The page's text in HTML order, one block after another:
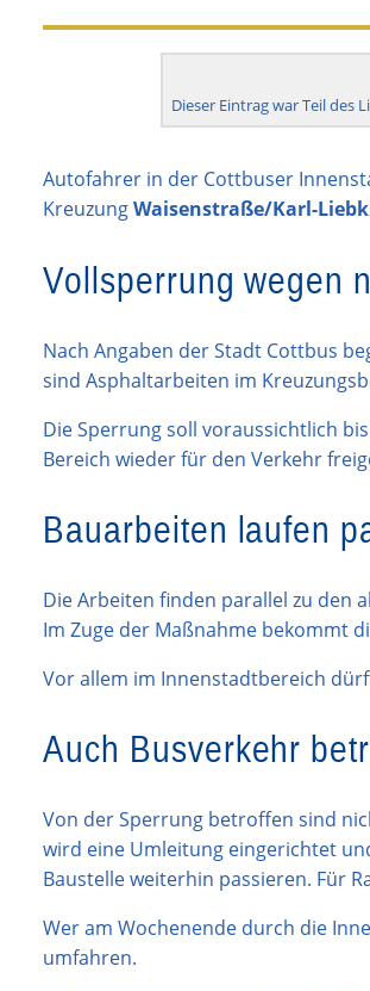
Dieser Eintrag war Teil des
Autofahrer in der Cottbuser
KreuzungWaisenstraße/Karl-
Vollsperrung wegen
Nach Angaben der Stadt Cottbus
sind Asphaltarbeiten im
Die Sperrung soll voraussichtlich
Bereich wieder für den Verkehr
Bauarbeiten laufen
Die Arbeiten finden parallel zu den
Im Zuge der Maßnahme bekommt
Vor allem im Innenstadtbereich
Auch Busverkehr
Von der Sperrung betroffen sind
wird eine Umleitung eingerichtet
Baustelle weiterhin passieren. Für
Wer am Wochenende durch die
umfahren.